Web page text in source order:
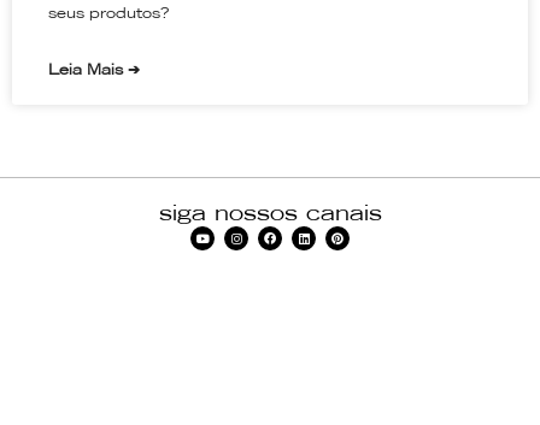
seus produtos?
Leia Mais ➔
siga nossos canais